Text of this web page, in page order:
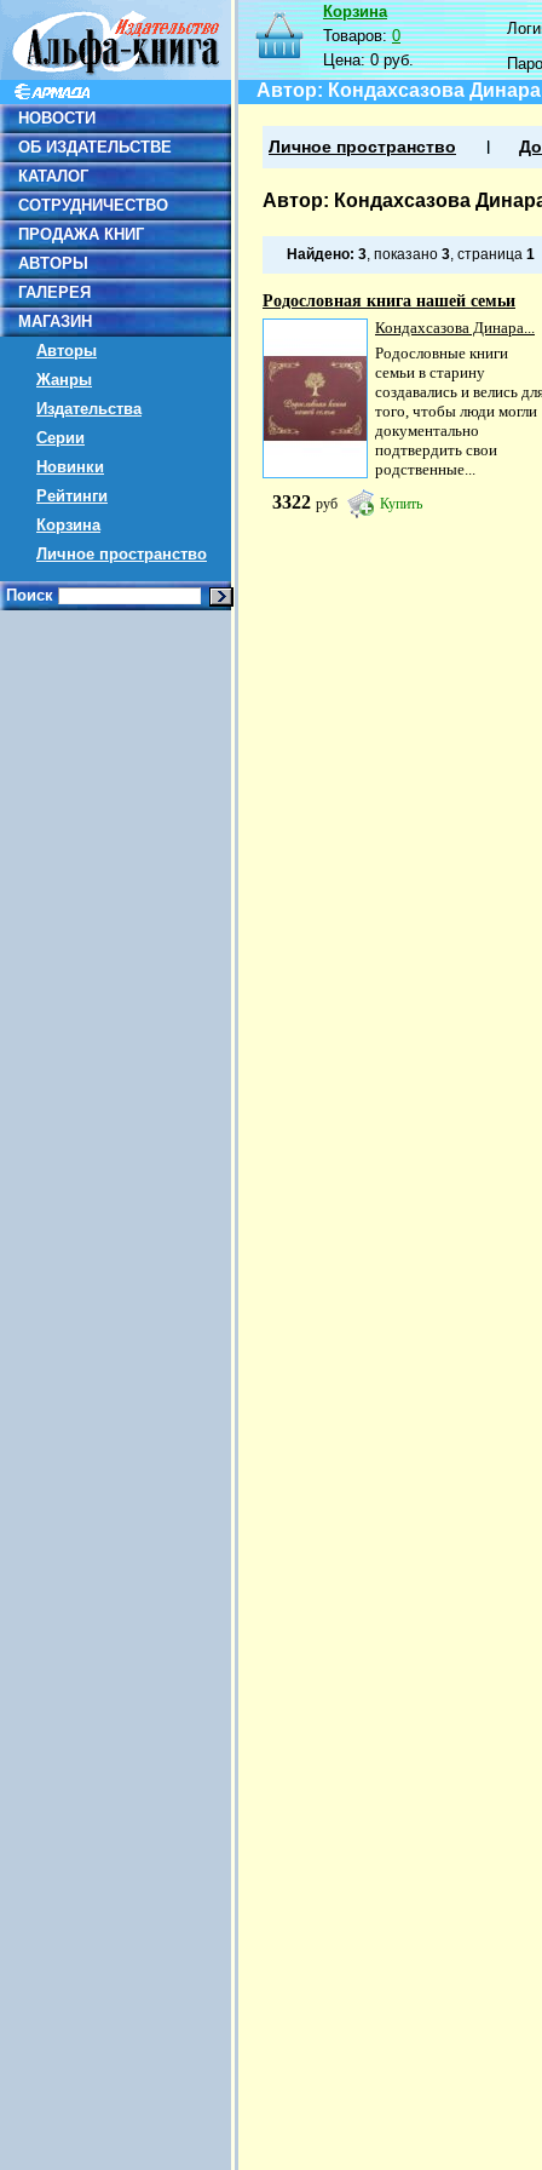
НОВОСТИ
ОБ ИЗДАТЕЛЬСТВЕ
КАТАЛОГ
СОТРУДНИЧЕСТВО
ПРОДАЖА КНИГ
АВТОРЫ
ГАЛЕРЕЯ
МАГАЗИН
Авторы
Жанры
Издательства
Серии
Новинки
Рейтинги
Корзина
Личное пространство
Поиск
Корзина
Товаров:0
Цена:0 руб.
Автор: Кондахсазова
Личное пространство
Автор: Кондахсазова
Найдено: 3, показано 3, страница 1
Родословная книга нашей семьи
Кондахсазова Динара...
Родословные книги
семьи в старину
создавались и велись
того, чтобы люди могли
документально
подтвердить свои
родственные...
3322 руб Купить